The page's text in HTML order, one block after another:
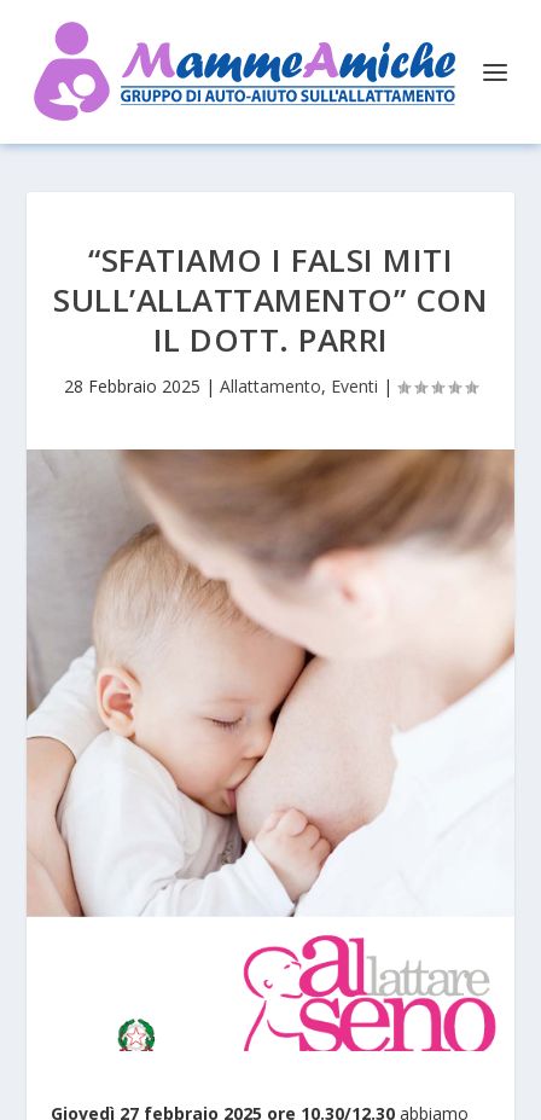
“SFATIAMO I FALSI MITI
SULL’ALLATTAMENTO” CON
IL DOTT. PARRI
28 Febbraio 2025 | Allattamento, Eventi |
Giovedì 27 febbraio 2025 ore 10.30/12.30 abbiamo